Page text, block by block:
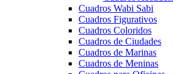
Cuadros Wabi Sabi
Cuadros Figurativos
Cuadros Coloridos
Cuadros de Ciudades
Cuadros de Marinas
Cuadros de Meninas